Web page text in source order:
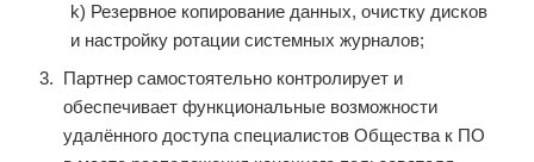
k) Резервное копирование данных, очистку дисков
и настройку ротации системных журналов;
Партнер самостоятельно контролирует и
обеспечивает функциональные возможности
удалённого доступа специалистов Общества к ПО